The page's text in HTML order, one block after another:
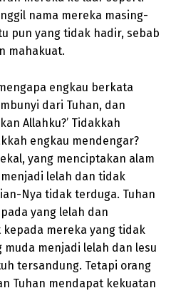
nama mereka masing-
pun yang tidak hadir, sebab
mahakuat.
engkau berkata
dari Tuhan, dan
Allahku?’ Tidakkah
engkau mendengar?
yang menciptakan alam
lelah dan tidak
Nya tidak terduga. Tuhan
yang lelah dan
kepada mereka yang tidak
muda menjadi lelah dan lesu
tersandung. Tetapi orang
Tuhan mendapat kekuatan